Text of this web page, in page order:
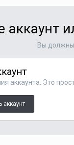
аккаунт
Вы должны
аккаунта. Это
аккаунт